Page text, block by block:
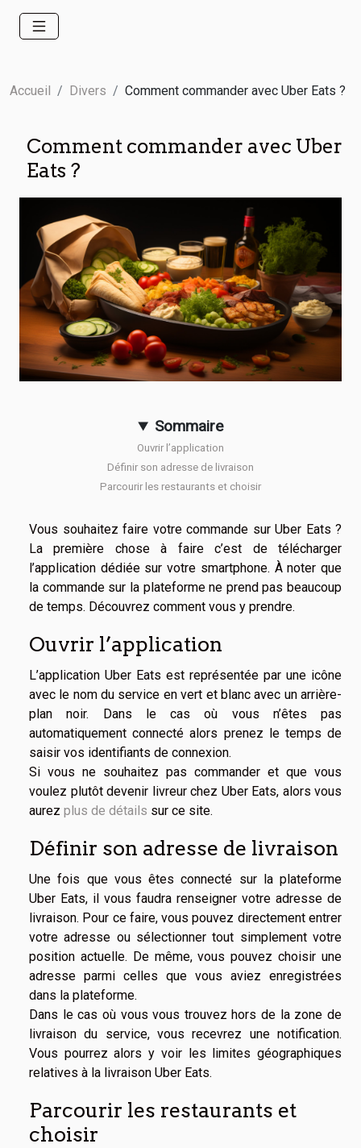
Accueil Divers Comment commander avec Uber Eats ?
Comment commander avec Uber
Eats ?
Sommaire
Ouvrir l’application
Définir son adresse de livraison
Parcourir les restaurants et choisir
Vous souhaitez faire votre commande sur Uber Eats ?
La première chose à faire c’est de télécharger
l’application dédiée sur votre smartphone. À noter que
la commande sur la plateforme ne prend pas beaucoup
de temps. Découvrez comment vous y prendre.
Ouvrir l’application
L’application Uber Eats est représentée par une icône
avec le nom du service en vert et blanc avec un arrière-
plan noir. Dans le cas où vous n’êtes pas
automatiquement connecté alors prenez le temps de
saisir vos identifiants de connexion.
Si vous ne souhaitez pas commander et que vous
voulez plutôt devenir livreur chez Uber Eats, alors vous
aurez plus de détails sur ce site.
Définir son adresse de livraison
Une fois que vous êtes connecté sur la plateforme
Uber Eats, il vous faudra renseigner votre adresse de
livraison. Pour ce faire, vous pouvez directement entrer
votre adresse ou sélectionner tout simplement votre
position actuelle. De même, vous pouvez choisir une
adresse parmi celles que vous aviez enregistrées
dans la plateforme.
Dans le cas où vous vous trouvez hors de la zone de
livraison du service, vous recevrez une notification.
Vous pourrez alors y voir les limites géographiques
relatives à la livraison Uber Eats.
Parcourir les restaurants et
choisir